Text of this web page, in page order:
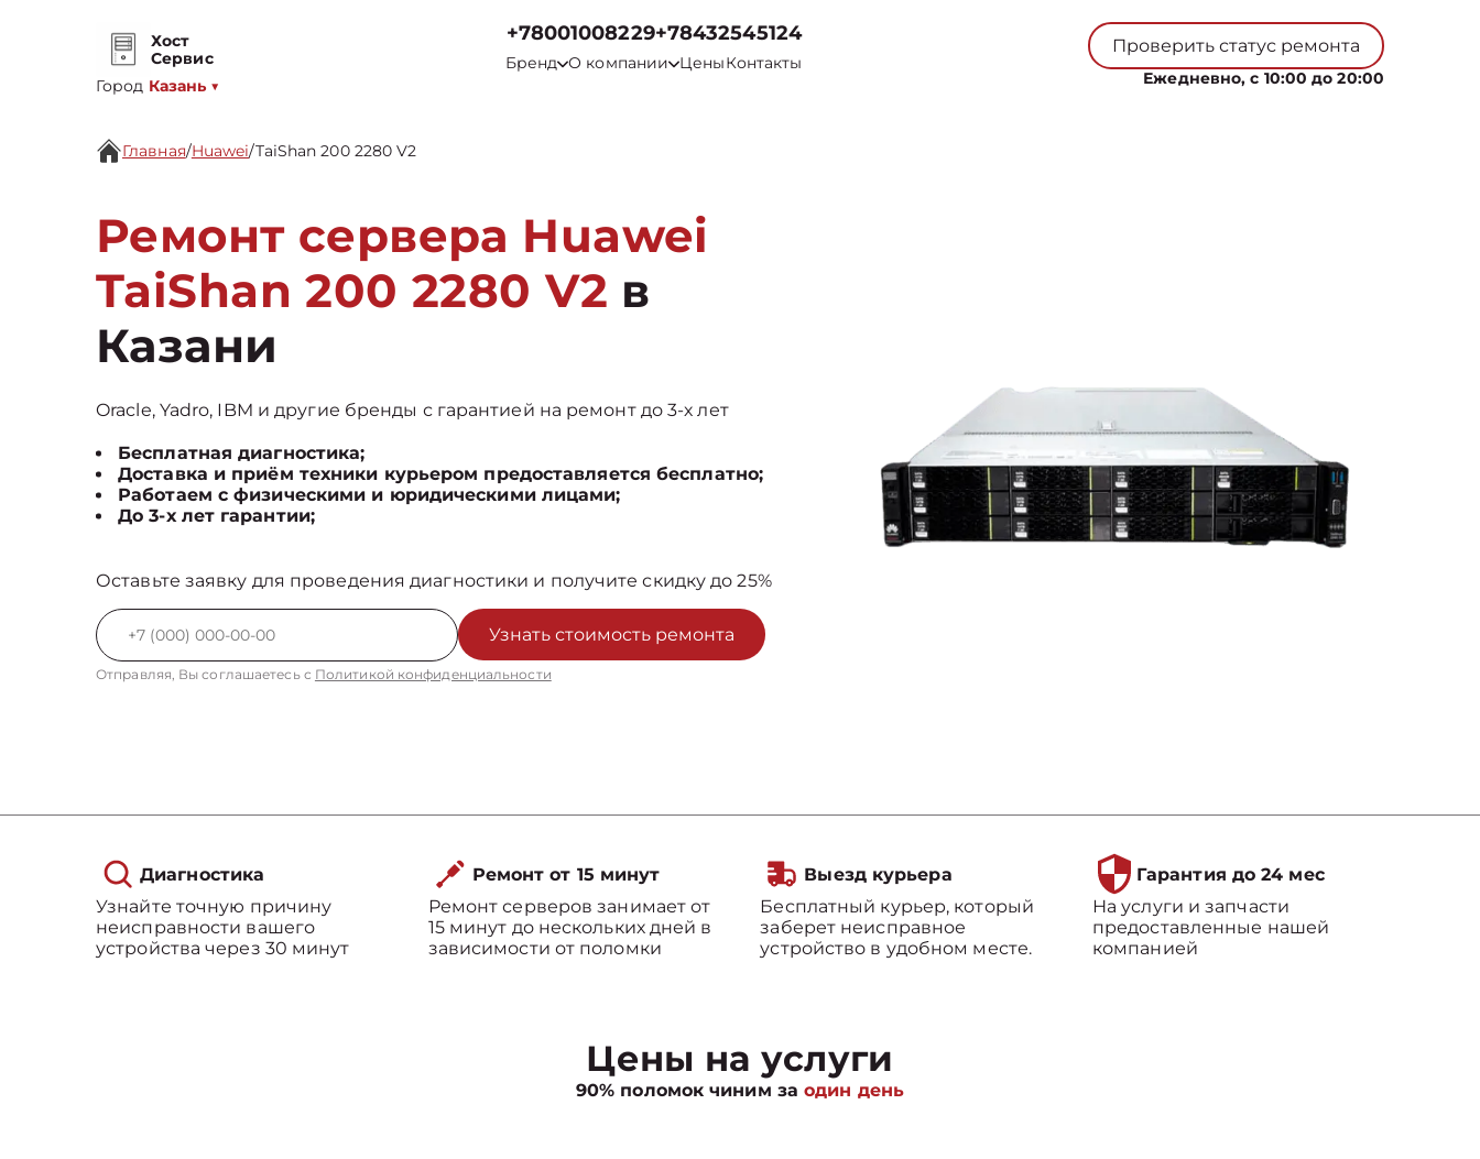
Хост
Сервис
Город Казань ▼
+78001008229+78432545124
Бренд О компании ЦеныКонтакты
Проверить статус ремонта
Ежедневно, с 10:00 до 20:00
Главная/Huawei/TaiShan 200 2280 V2
Ремонт сервера Huawei
TaiShan 200 2280 V2 в
Казани
Oracle, Yadro, IBM и другие бренды с гарантией на ремонт до 3-х лет
Бесплатная диагностика;
Доставка и приём техники курьером предоставляется бесплатно;
Работаем с физическими и юридическими лицами;
До 3-х лет гарантии;
Оставьте заявку для проведения диагностики и получите скидку до 25%
Узнать стоимость ремонта
Отправляя, Вы соглашаетесь с Политикой конфиденциальности
Диагностика
Узнайте точную причину
неисправности вашего
устройства через 30 минут
Ремонт от 15 минут
Ремонт серверов занимает от
15 минут до нескольких дней в
зависимости от поломки
Выезд курьера
Бесплатный курьер, который
заберет неисправное
устройство в удобном месте.
Гарантия до 24 мес
На услуги и запчасти
предоставленные нашей
компанией
Цены на услуги
90% поломок чиним заодин день